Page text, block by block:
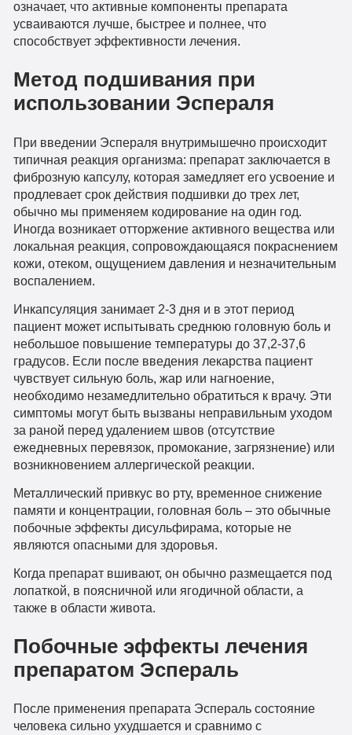
означает, что активные компоненты препарата
усваиваются лучше, быстрее и полнее, что
способствует эффективности лечения.
Метод подшивания при
использовании Эспераля
При введении Эспераля внутримышечно происходит
типичная реакция организма: препарат заключается в
фиброзную капсулу, которая замедляет его усвоение и
продлевает срок действия подшивки до трех лет,
обычно мы применяем кодирование на один год.
Иногда возникает отторжение активного вещества или
локальная реакция, сопровождающаяся покраснением
кожи, отеком, ощущением давления и незначительным
воспалением.
Инкапсуляция занимает 2-3 дня и в этот период
пациент может испытывать среднюю головную боль и
небольшое повышение температуры до 37,2-37,6
градусов. Если после введения лекарства пациент
чувствует сильную боль, жар или нагноение,
необходимо незамедлительно обратиться к врачу. Эти
симптомы могут быть вызваны неправильным уходом
за раной перед удалением швов (отсутствие
ежедневных перевязок, промокание, загрязнение) или
возникновением аллергической реакции.
Металлический привкус во рту, временное снижение
памяти и концентрации, головная боль – это обычные
побочные эффекты дисульфирама, которые не
являются опасными для здоровья.
Когда препарат вшивают, он обычно размещается под
лопаткой, в поясничной или ягодичной области, а
также в области живота.
Побочные эффекты лечения
препаратом Эспераль
После применения препарата Эспераль состояние
человека сильно ухудшается и сравнимо с